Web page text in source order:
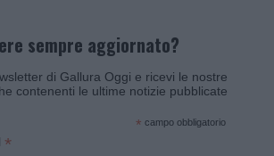
sempre aggiornato?
di Gallura Oggi e ricevi le nostre
contenenti le ultime notizie pubblicate
* campo obbligatorio
*